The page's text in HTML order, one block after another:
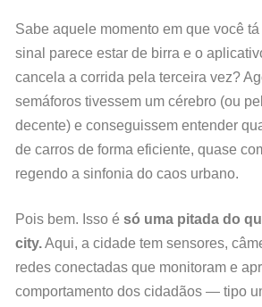
Sabe aquele momento em que você
sinal parece estar de birra e o
cancela a corrida pela terceira vez?
semáforos tivessem um cérebro (ou
decente) e conseguissem entender
de carros de forma eficiente, quase
regendo a sinfonia do caos urbano.
Pois bem. Isso é só uma pitada do
city.Aqui, a cidade tem sensores,
redes conectadas que monitoram e
comportamento dos cidadãos — tipo